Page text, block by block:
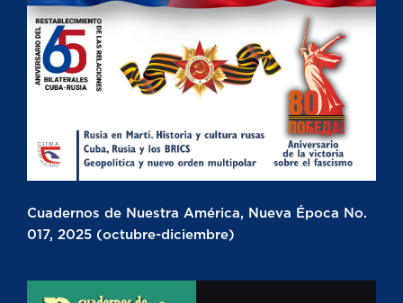
Cuadernos de Nuestra América, Nueva Época No.
017, 2025 (octubre-diciembre)